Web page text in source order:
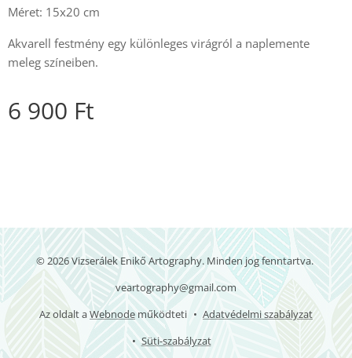
Méret: 15x20 cm
Akvarell festmény egy különleges virágról a naplemente
meleg színeiben.
6 900 Ft
© 2026 Vizserálek Enikő Artography. Minden jog fenntartva.
veartography@gmail.com
Az oldalt aWebnodeműködteti
Adatvédelmi szabályzat
Süti-szabályzat